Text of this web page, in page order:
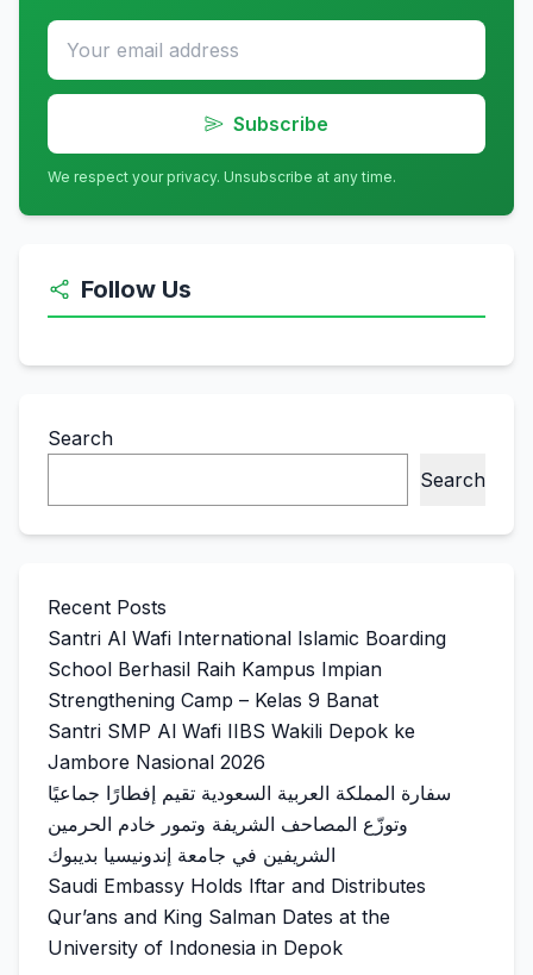
Subscribe
We respect your privacy. Unsubscribe at any time.
Follow Us
Search
Search
Recent Posts
Santri Al Wafi International Islamic Boarding
School Berhasil Raih Kampus Impian
Strengthening Camp – Kelas 9 Banat
Santri SMP Al Wafi IIBS Wakili Depok ke
Jambore Nasional 2026
سفارة المملكة العربية السعودية تقيم إفطارًا جماعيًا
وتوزّع المصاحف الشريفة وتمور خادم الحرمين
الشريفين في جامعة إندونيسيا بديبوك
Saudi Embassy Holds Iftar and Distributes
Qur’ans and King Salman Dates at the
University of Indonesia in Depok